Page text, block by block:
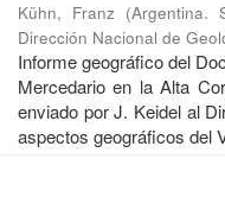
Kühn, Franz (Argentina.
Dirección Nacional de
Informe geográfico del
Mercedario en la Alta
enviado por J. Keidel al
aspectos geográficos del